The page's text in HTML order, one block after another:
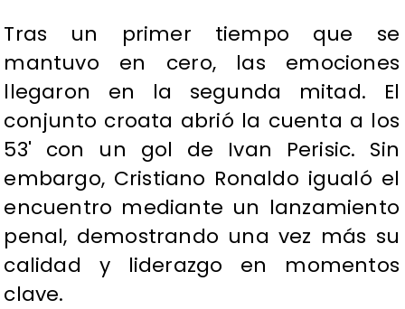
Tras un primer tiempo que se
mantuvo en cero, las emociones
llegaron en la segunda mitad. El
conjunto croata abrió la cuenta a los
53' con un gol de Ivan Perisic. Sin
embargo, Cristiano Ronaldo igualó el
encuentro mediante un lanzamiento
penal, demostrando una vez más su
calidad y liderazgo en momentos
clave.